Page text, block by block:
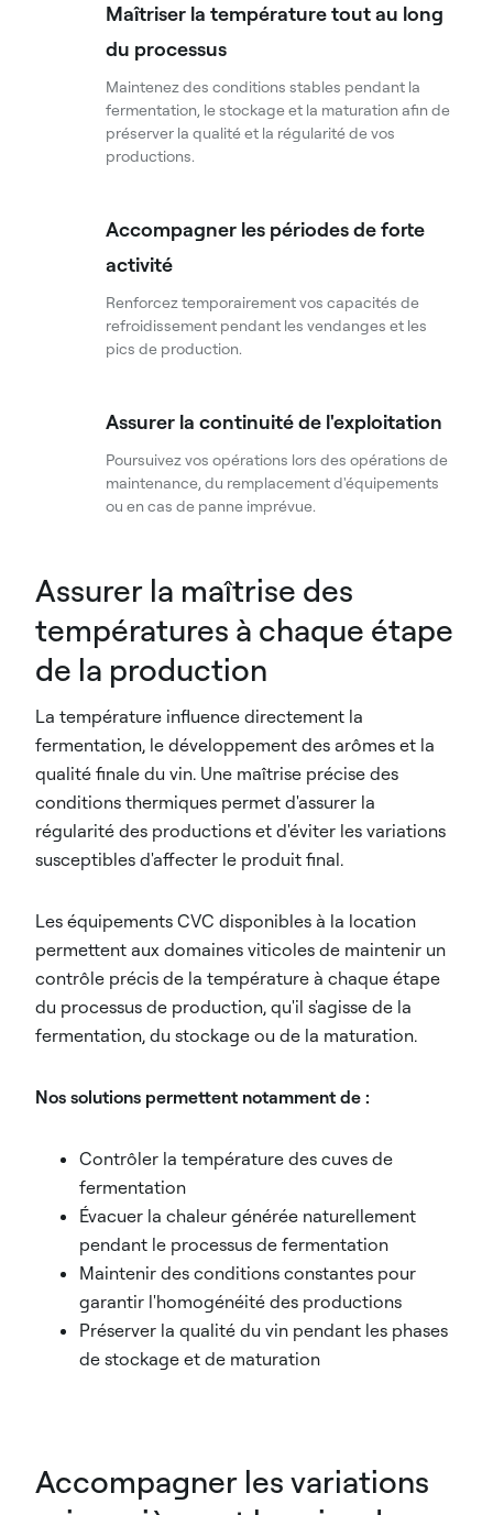
Maîtriser la température tout au long
du processus
Maintenez des conditions stables pendant la
fermentation, le stockage et la maturation afin de
préserver la qualité et la régularité de vos
productions.
Accompagner les périodes de forte
activité
Renforcez temporairement vos capacités de
refroidissement pendant les vendanges et les
pics de production.
Assurer la continuité de l'exploitation
Poursuivez vos opérations lors des opérations de
maintenance, du remplacement d'équipements
ou en cas de panne imprévue.
Assurer la maîtrise des
températures à chaque étape
de la production
La température influence directement la
fermentation, le développement des arômes et la
qualité finale du vin. Une maîtrise précise des
conditions thermiques permet d'assurer la
régularité des productions et d'éviter les variations
susceptibles d'affecter le produit final.
Les équipements CVC disponibles à la location
permettent aux domaines viticoles de maintenir un
contrôle précis de la température à chaque étape
du processus de production, qu'il s'agisse de la
fermentation, du stockage ou de la maturation.
Nos solutions permettent notamment de :
Contrôler la température des cuves de
fermentation
Évacuer la chaleur générée naturellement
pendant le processus de fermentation
Maintenir des conditions constantes pour
garantir l'homogénéité des productions
Préserver la qualité du vin pendant les phases
de stockage et de maturation
Accompagner les variations